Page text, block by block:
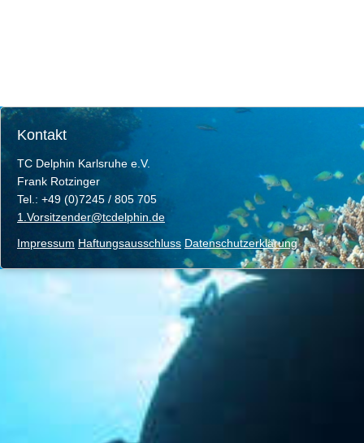
Kontakt
TC Delphin Karlsruhe e.V.
Frank Rotzinger
Tel.: +49 (0)7245 / 805 705
1.Vorsitzender@tcdelphin.de
Impressum Haftungsausschluss Datenschutzerklärung